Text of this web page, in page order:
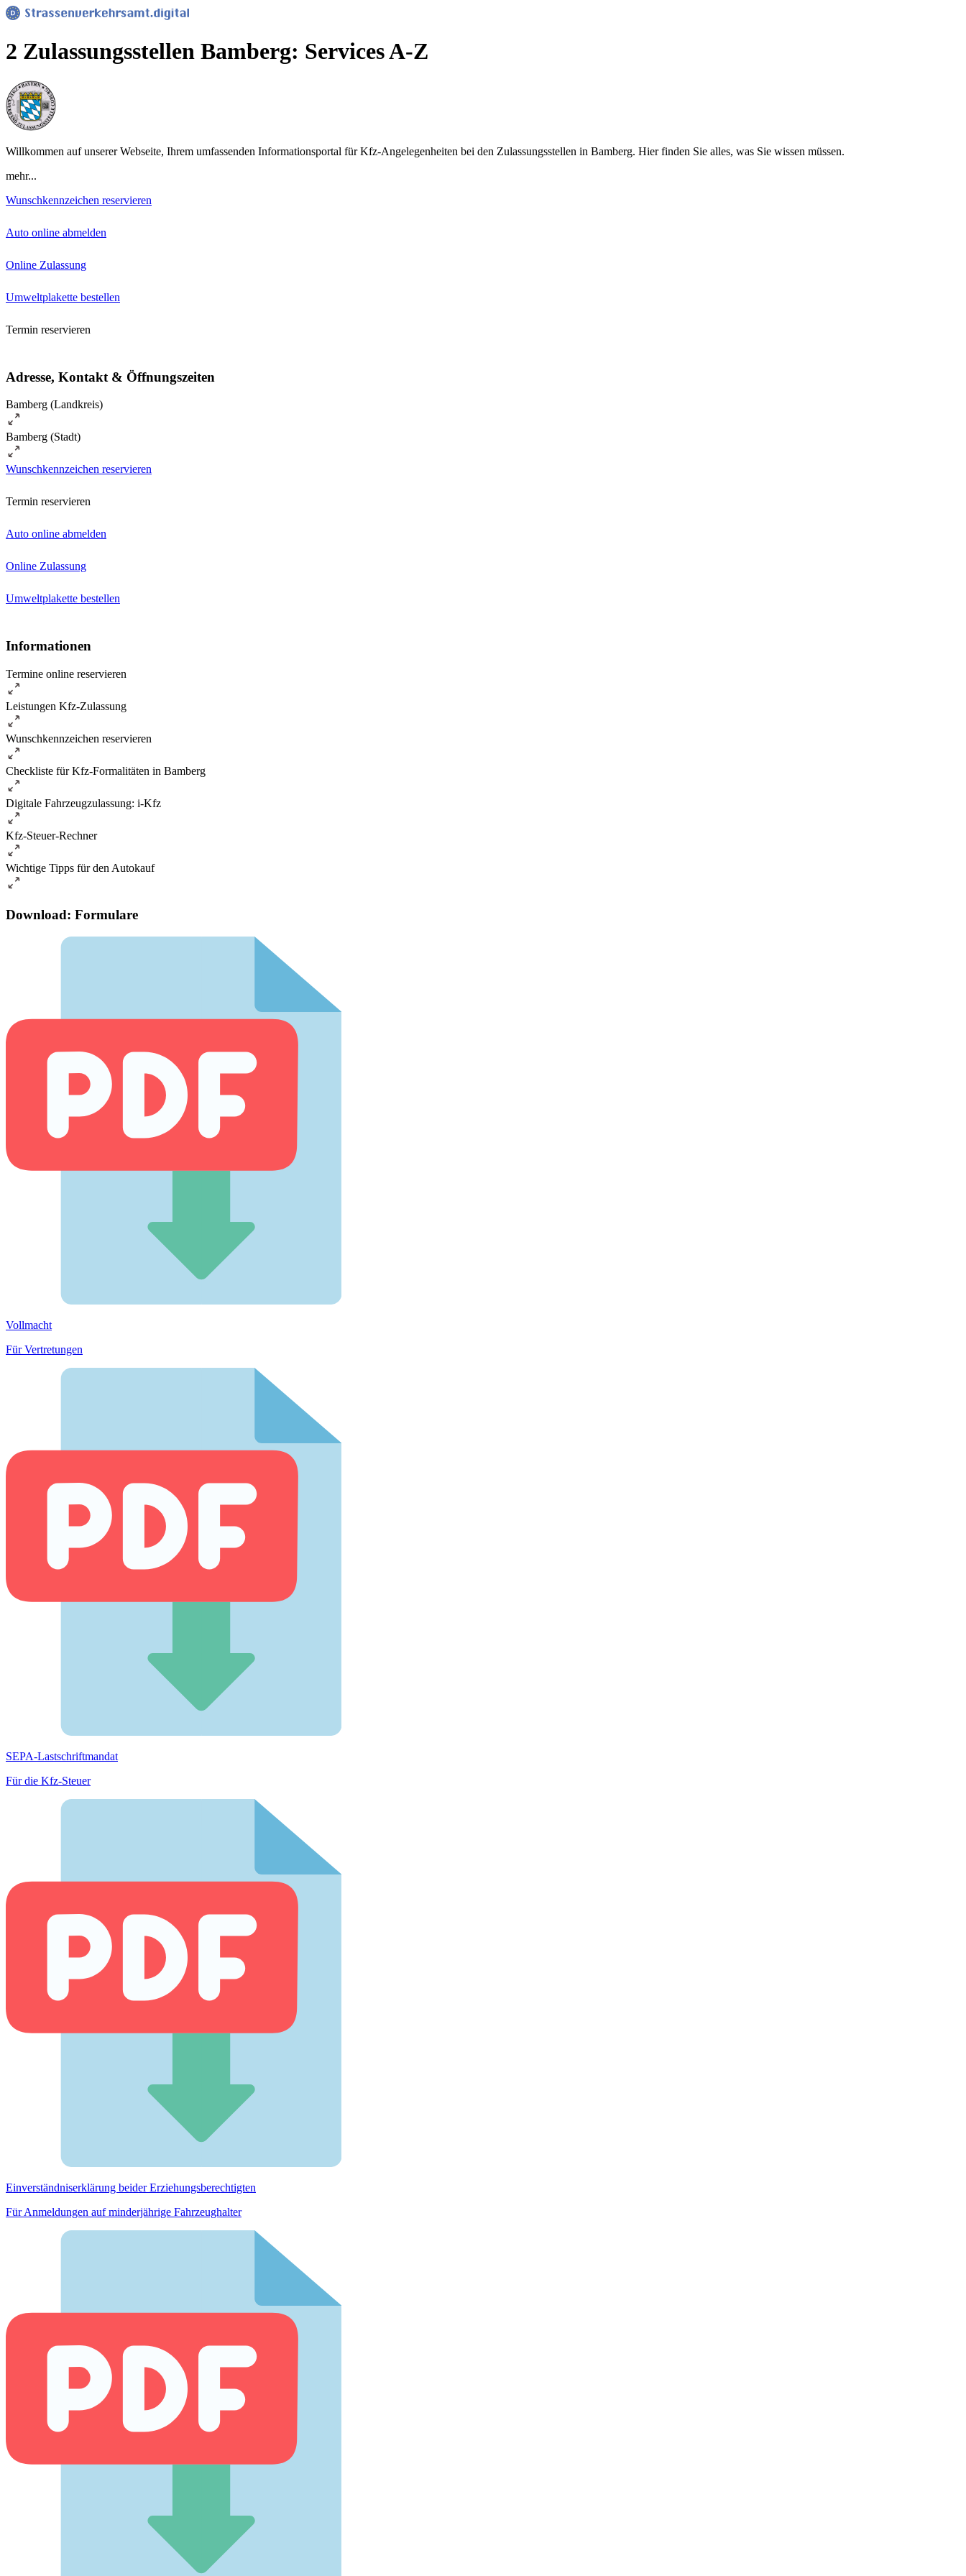
2 Zulassungsstellen Bamberg: Services A-Z
Willkommen auf unserer Webseite, Ihrem umfassenden Informationsportal für Kfz-Angelegenheiten bei den Zulassungsstellen in Bamberg. Hier finden Sie alles, was Sie wissen müssen.
mehr...
Wunschkennzeichen reservieren
Auto online abmelden
Online Zulassung
Umweltplakette bestellen
Termin reservieren
Adresse, Kontakt & Öffnungszeiten
Bamberg (Landkreis)
Bamberg (Stadt)
Wunschkennzeichen reservieren
Termin reservieren
Auto online abmelden
Online Zulassung
Umweltplakette bestellen
Informationen
Termine online reservieren
Leistungen Kfz-Zulassung
Wunschkennzeichen reservieren
Checkliste für Kfz-Formalitäten in Bamberg
Digitale Fahrzeugzulassung: i-Kfz
Kfz-Steuer-Rechner
Wichtige Tipps für den Autokauf
Download: Formulare
Vollmacht
Für Vertretungen
SEPA-Lastschriftmandat
Für die Kfz-Steuer
Einverständnis­erklärung beider Erziehungs­berechtigten
Für Anmeldungen auf minderjährige Fahrzeughalter